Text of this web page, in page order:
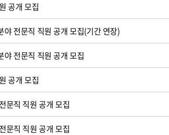
공개 모집
야 전문직 직원 공개 모집(기간 연장)
야 전문직 직원 공개 모집
공개 모집
문직 직원 공개 모집
문직 직원 공개 모집